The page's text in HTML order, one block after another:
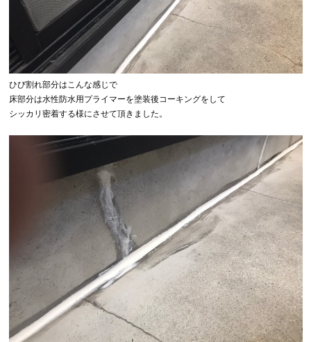
ひび割れ部分はこんな感じで
床部分は水性防水用プライマーを塗装後コーキングをして
シッカリ密着する様にさせて頂きました。